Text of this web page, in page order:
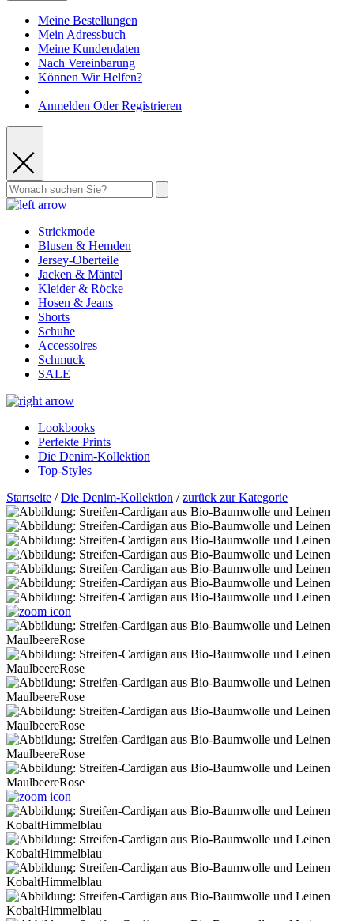
Meine Bestellungen
Mein Adressbuch
Meine Kundendaten
Nach Vereinbarung
Können Wir Helfen?
Anmelden Oder Registrieren
Strickmode
Blusen & Hemden
Jersey-Oberteile
Jacken & Mäntel
Kleider & Röcke
Hosen & Jeans
Shorts
Schuhe
Accessoires
Schmuck
SALE
Lookbooks
Perfekte Prints
Die Denim-Kollektion
Top-Styles
Startseite /Die Denim-Kollektion /zurück zur Kategorie